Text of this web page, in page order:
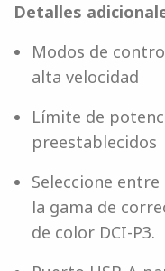
Detalles
Modos de
alta velocidad
Límite de
preestablecidos
Seleccione
la gama de
de color DCI-P3.